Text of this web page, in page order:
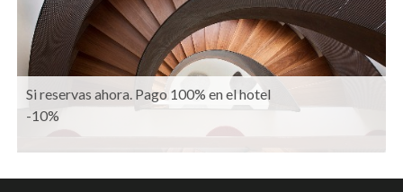
Si reservas ahora. Pago 100% en el hotel
-10%